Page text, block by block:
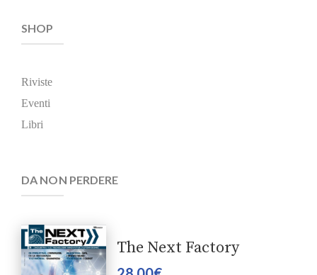
SHOP
Riviste
Eventi
Libri
DA NON PERDERE
The Next Factory